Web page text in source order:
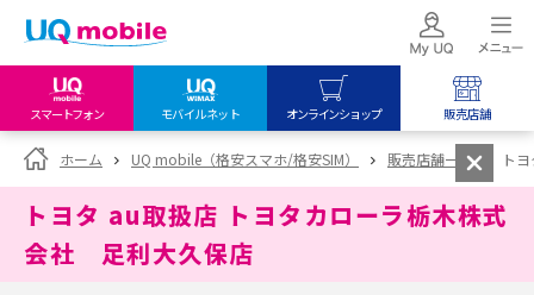
スマートフォン モバイルネット オンラインショップ 販売店舗
my UQ WiMAX
UQ WiMAX ご契約の方
My UQ mobile
UQ mobile ご契約の方
UQ mobile
オンラインショップ
UQ WiMAX
オンラインショップ
UQ mobile
販売店舗
UQ WiMAX
販売店舗
ホーム UQ mobile（格安スマホ/格安SIM） 販売店舗一覧 ト
トヨタ au取扱店 トヨタカローラ栃木株式
会社 足利大久保店